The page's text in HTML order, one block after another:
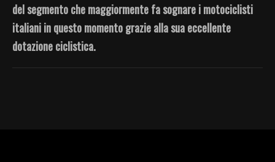
del segmento che maggiormente fa sognare i motociclisti
italiani in questo momento grazie alla sua eccellente
dotazione ciclistica.